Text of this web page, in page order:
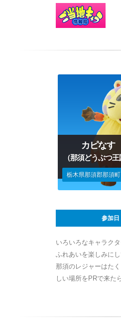
カピなす
（那須どうぶつ王
栃木県那須郡那須町
参加日
いろいろなキャラク
ふれあいを楽しみにし
那須のレジャーはた
しい場所をPRで来た